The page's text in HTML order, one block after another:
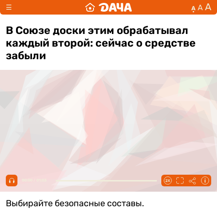
☰ А А А
В Союзе доски этим обрабатывал
каждый второй: сейчас о средстве
забыли
Выбирайте безопасные составы.